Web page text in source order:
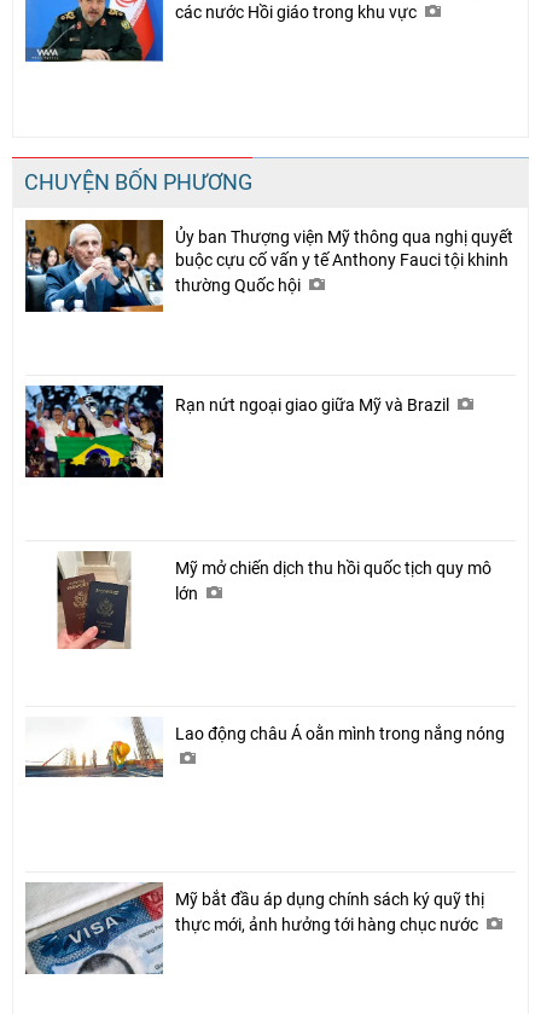
các nước Hồi giáo trong khu vực
CHUYỆN BỐN PHƯƠNG
Ủy ban Thượng viện Mỹ thông qua nghị quyết
buộc cựu cố vấn y tế Anthony Fauci tội khinh
thường Quốc hội
Rạn nứt ngoại giao giữa Mỹ và Brazil
Mỹ mở chiến dịch thu hồi quốc tịch quy mô
lớn
Lao động châu Á oằn mình trong nắng nóng
Mỹ bắt đầu áp dụng chính sách ký quỹ thị
thực mới, ảnh hưởng tới hàng chục nước